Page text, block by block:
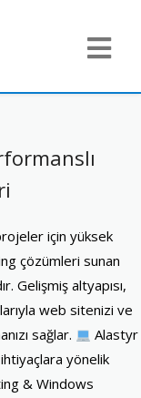
için yüksek
çözümleri sunan
Gelişmiş altyapısı,
web sitenizi ve
sağlar.
Alastyr
yönelik
& Windows